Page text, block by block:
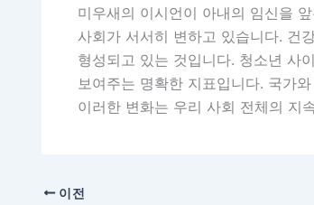
미우새의 이시언이 아내의 임신을
사회가 서서히 변하고 있습니다. 건
형성되고 있는 것입니다. 청소년 사
보여주는 명확한 지표입니다. 국가
이러한 변화는 우리 사회 전체의 지
이전